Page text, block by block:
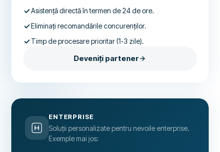
Asistență directă în termen de 24 de ore.
Eliminați recomandările concurenților.
Timp de procesare prioritar (1-3 zile).
Deveniți partener
ENTERPRISE
Soluții personalizate pentru nevoile enterprise.
Exemple mai jos: